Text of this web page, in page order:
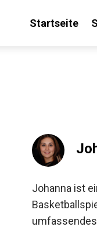
Startseite
Johanna ist
umfassendes